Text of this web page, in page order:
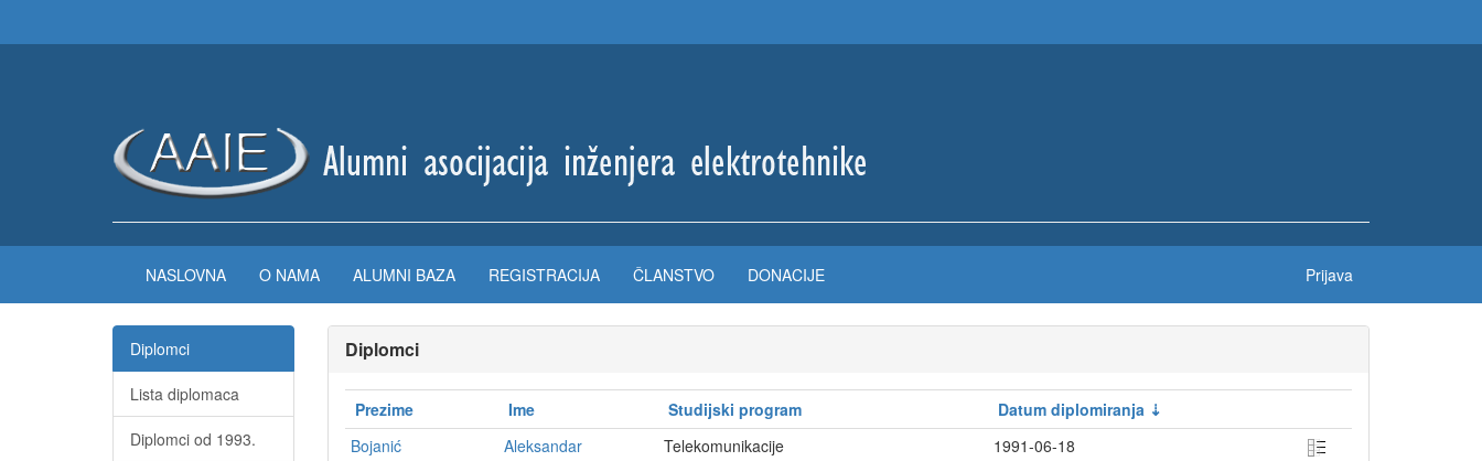
NASLOVNA O NAMA ALUMNI BAZA REGISTRACIJA ČLANSTVO DONACIJE Prijava
Diplomci
Lista diplomaca
Diplomci od 1993.
Diplomci
Prezime Ime Studijski program
Datum diplomiranja
Bojanić
Aleksandar Telekomunikacije
1991-06-18